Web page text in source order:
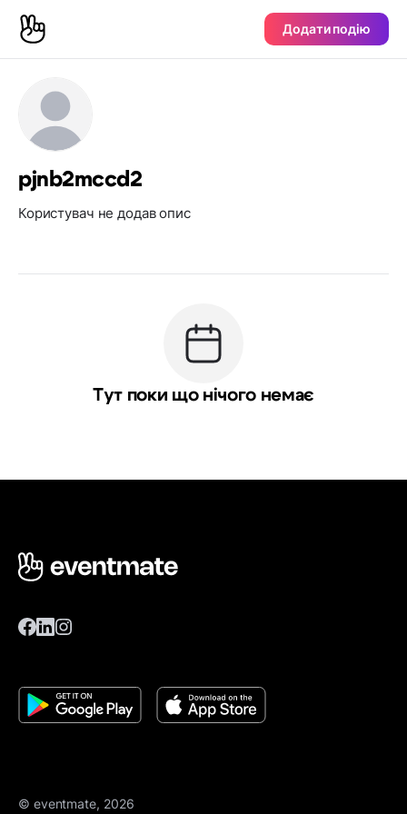
Додати подію
pjnb2mccd2
Користувач не додав опис
Тут поки що нічого немає
© eventmate, 2026